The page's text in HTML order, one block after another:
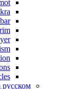
русском